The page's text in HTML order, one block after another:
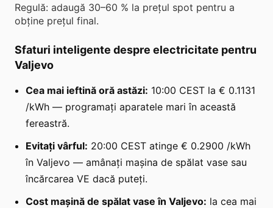
Regulă: adaugă 30–60 % la prețul spot pentru a
obține prețul final.
Sfaturi inteligente despre electricitate pentru
Valjevo
Cea mai ieftină oră astăzi: 10:00 CEST la € 0.1131
/kWh — programați aparatele mari în această
fereastră.
Evitați vârful: 20:00 CEST atinge € 0.2900 /kWh
în Valjevo — amânați mașina de spălat vase sau
încărcarea VE dacă puteți.
Cost mașină de spălat vase în Valjevo: la cea mai